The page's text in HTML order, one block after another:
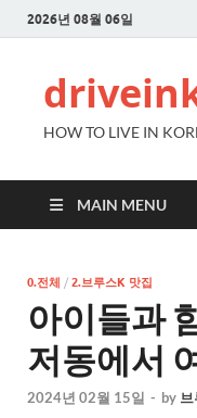
2026년 08월 06일
HOW TO LIVE IN
MAIN MENU
0.전체 / 2.브루스K 맛집
아이들과
저동에서
2024년 02월 15일 - by